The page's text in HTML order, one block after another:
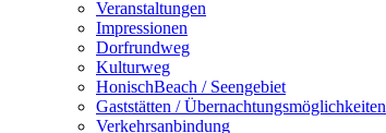
Veranstaltungen
Impressionen
Dorfrundweg
Kulturweg
HonischBeach / Seengebiet
Gaststätten / Übernachtungsmöglichkeiten
Verkehrsanbindung